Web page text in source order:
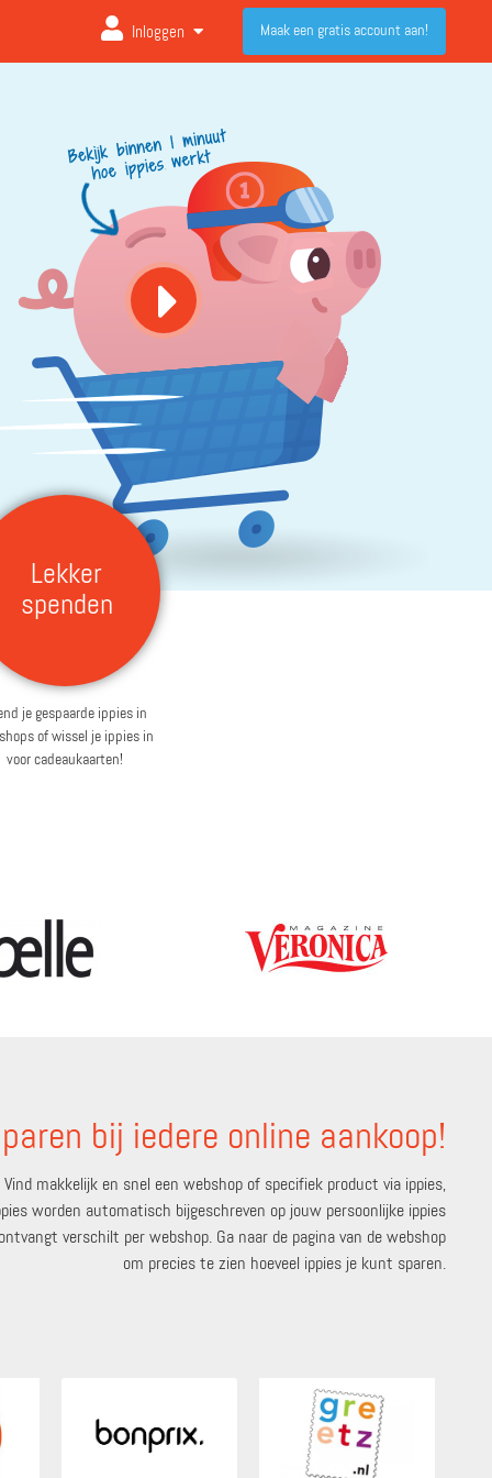
Inloggen Maak een gratis account aan!
Lekker
spenden
je gespaarde ippies in
of wissel je ippies in
voor cadeaukaarten!
bij iedere online aankoop!
Vind makkelijk en snel een webshop of specifiek product via ippies,
worden automatisch bijgeschreven op jouw persoonlijke ippies
verschilt per webshop. Ga naar de pagina van de webshop
om precies te zien hoeveel ippies je kunt sparen.